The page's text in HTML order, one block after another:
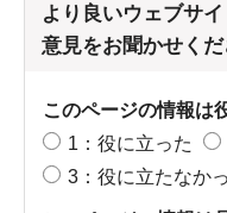
より良いウェブサ
意見をお聞かせく
このページの情報は
1：役に立った
3：役に立たなか